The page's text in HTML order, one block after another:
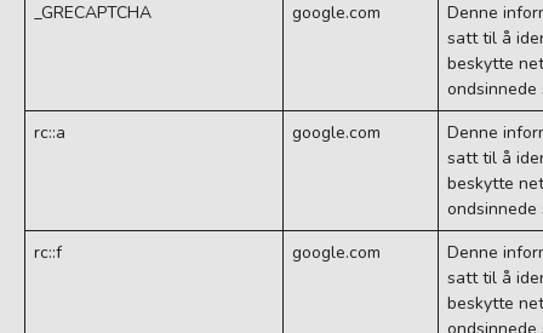
_GRECAPTCHA google.com
Denne
satt til å
beskytte
ondsinnede
rc::a
google.com
Denne
satt til å
beskytte
ondsinnede
rc::f
google.com
Denne
satt til å
beskytte